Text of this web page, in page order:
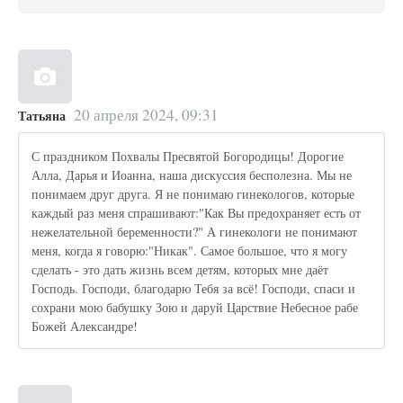
Татьяна 20 апреля 2024, 09:31
С праздником Похвалы Пресвятой Богородицы! Дорогие
Алла, Дарья и Иоанна, наша дискуссия бесполезна. Мы не
понимаем друг друга. Я не понимаю гинекологов, которые
каждый раз меня спрашивают:"Как Вы предохраняет есть от
нежелательной беременности?" А гинекологи не понимают
меня, когда я говорю:"Никак". Самое большое, что я могу
сделать - это дать жизнь всем детям, которых мне даёт
Господь. Господи, благодарю Тебя за всё! Господи, спаси и
сохрани мою бабушку Зою и даруй Царствие Небесное рабе
Божей Александре!